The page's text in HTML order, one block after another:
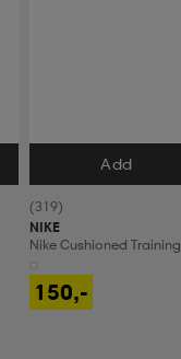
Velg størrelse
Add
(319)
NIKE
Nike Cushioned Training
150,-